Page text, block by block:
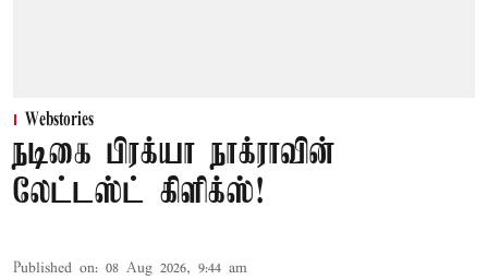
Webstories
நடிகை பிரக்யா நாக்ராவின்
லேட்டஸ்ட் கிளிக்ஸ்!
Published on: 08 Aug 2026, 9:44 am